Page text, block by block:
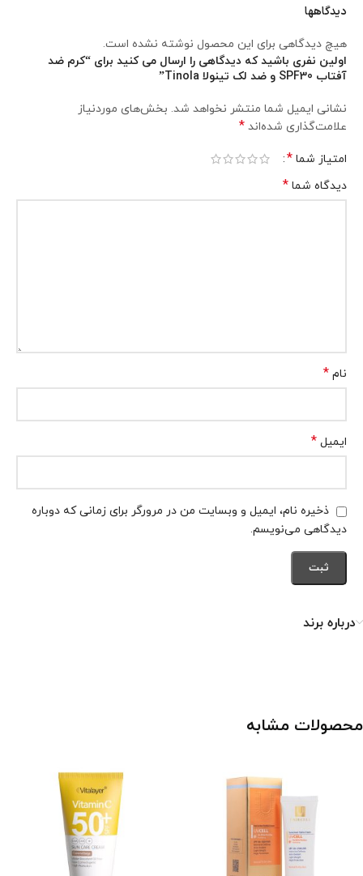
دیدگاهها
هیچ دیدگاهی برای این محصول نوشته نشده است.
اولین نفری باشید که دیدگاهی را ارسال می کنید برای “کرم ضد
آفتاب SPF30 و ضد لک تینولا Tinola”
نشانی ایمیل شما منتشر نخواهد شد. بخش‌های موردنیاز
علامت‌گذاری شده‌اند *
امتیاز شما *
دیدگاه شما *
نام *
ایمیل *
ذخیره نام، ایمیل و وبسایت من در مرورگر برای زمانی که دوباره
دیدگاهی می‌نویسم.
درباره برند
محصولات مشابه